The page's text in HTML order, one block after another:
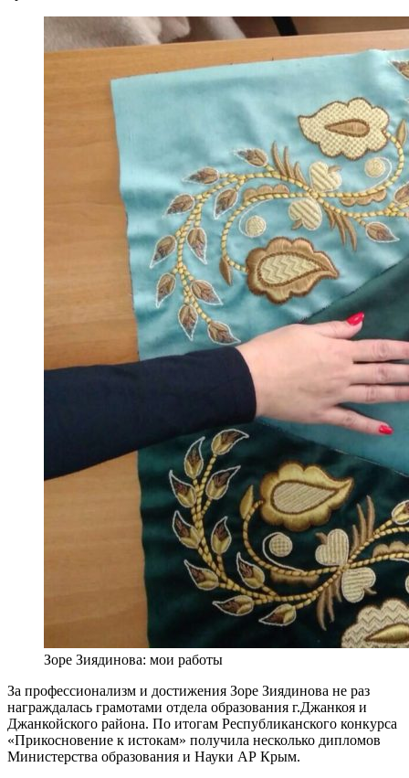
Зоре Зиядинова: мои работы
За профессионализм и достижения Зоре Зиядинова не раз
награждалась грамотами отдела образования г.Джанкоя и
Джанкойского района. По итогам Республиканского конкурса
«Прикосновение к истокам» получила несколько дипломов
Министерства образования и Науки АР Крым.